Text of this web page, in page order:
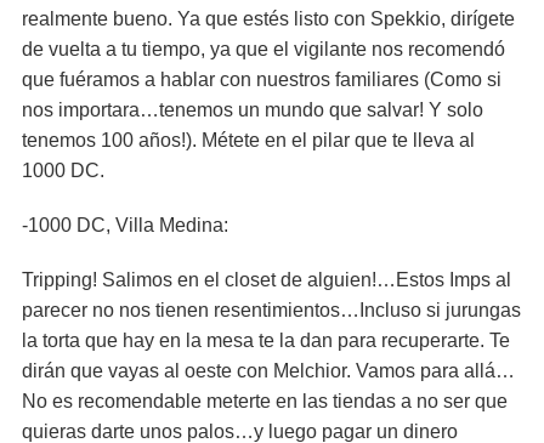
realmente bueno. Ya que estés listo con Spekkio, dirígete
de vuelta a tu tiempo, ya que el vigilante nos recomendó
que fuéramos a hablar con nuestros familiares (Como si
nos importara…tenemos un mundo que salvar! Y solo
tenemos 100 años!). Métete en el pilar que te lleva al
1000 DC.
-1000 DC, Villa Medina:
Tripping! Salimos en el closet de alguien!…Estos Imps al
parecer no nos tienen resentimientos…Incluso si jurungas
la torta que hay en la mesa te la dan para recuperarte. Te
dirán que vayas al oeste con Melchior. Vamos para allá…
No es recomendable meterte en las tiendas a no ser que
quieras darte unos palos…y luego pagar un dinero